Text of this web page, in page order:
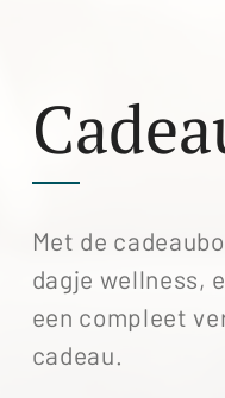
Met de
dagje wellness,
een compleet
cadeau.